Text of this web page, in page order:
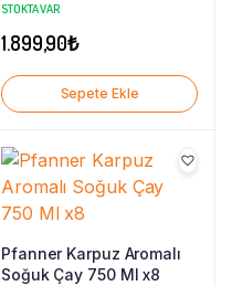
STOKTA VAR
1.899,90₺
Sepete Ekle
Pfanner Karpuz Aromalı
Soğuk Çay 750 Ml x8